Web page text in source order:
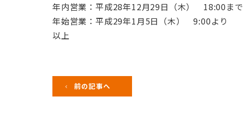
年内営業：平成28年12月29日（木） 18:00まで
年始営業：平成29年1月5日（木） 9:00より
以上
前の記事へ